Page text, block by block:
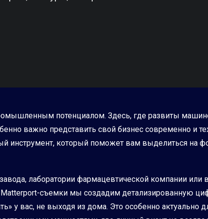
потенциалом. Здесь, где развиты
важно представить свой бизнес современно и
инструмент, который поможет вам выделиться на
лаборатории фармацевтической компании
съемки мы создадим детализированную
у вас, не выходя из дома. Это особенно актуально